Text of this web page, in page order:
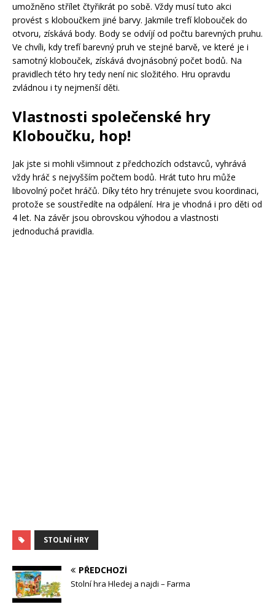
umožněno střílet čtyřikrát po sobě. Vždy musí tuto akci
provést s kloboučkem jiné barvy. Jakmile trefí klobouček do
otvoru, získává body. Body se odvíjí od počtu barevných pruhu.
Ve chvíli, kdy trefí barevný pruh ve stejné barvě, ve které je i
samotný klobouček, získává dvojnásobný počet bodů. Na
pravidlech této hry tedy není nic složitého. Hru opravdu
zvládnou i ty nejmenší děti.
Vlastnosti společenské hry
Kloboučku, hop!
Jak jste si mohli všimnout z předchozích odstavců, vyhrává
vždy hráč s nejvyšším počtem bodů. Hrát tuto hru může
libovolný počet hráčů. Díky této hry trénujete svou koordinaci,
protože se soustředíte na odpálení. Hra je vhodná i pro děti od
4 let. Na závěr jsou obrovskou výhodou a vlastnosti
jednoduchá pravidla.
STOLNÍ HRY
PŘEDCHOZÍ
Stolní hra Hledej a najdi – Farma